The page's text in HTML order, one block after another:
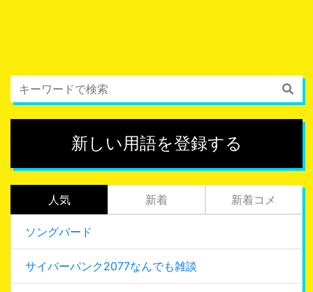
新しい用語を登録する
人気 新着 新着コメ
ソングバード
サイバーパンク2077なんでも雑談